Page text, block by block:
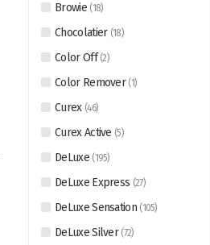
Browie (18)
Chocolatier (18)
Color Off(2)
Color Remover (1)
Curex (46)
Curex Active (5)
DeLuxe (195)
DeLuxe Express (27)
DeLuxe Sensation (105)
DeLuxe Silver (72)